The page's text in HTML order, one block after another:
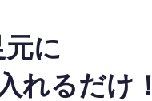
に
れるだけ！